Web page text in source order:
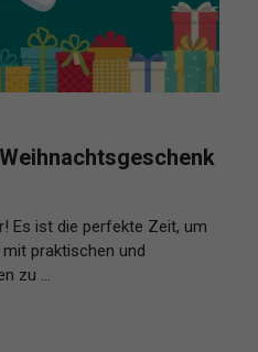
Es ist die perfekte Zeit, um
praktischen und
zu …